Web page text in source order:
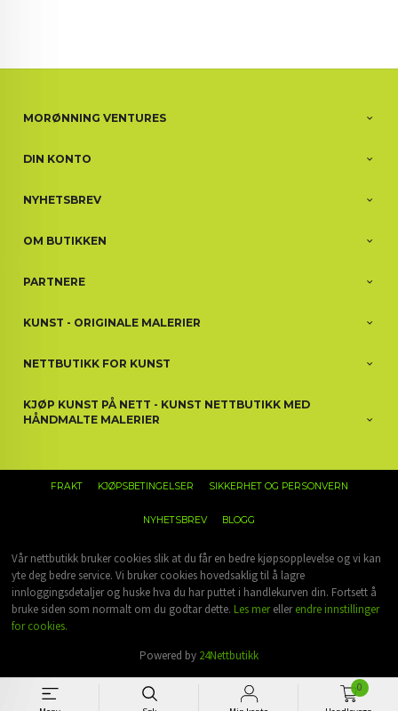
0
MORØNNING VENTURES
DIN KONTO
NYHETSBREV
OM BUTIKKEN
PARTNERE
KUNST - ORIGINALE MALERIER
NETTBUTIKK FOR KUNST
KJØP KUNST PÅ NETT - KUNST NETTBUTIKK MED
HÅNDMALTE MALERIER
FRAKT KJØPSBETINGELSER SIKKERHET OG PERSONVERN
NYHETSBREV BLOGG
Vår nettbutikk bruker cookies slik at du får en bedre kjøpsopplevelse og vi kan
yte deg bedre service. Vi bruker cookies hovedsaklig til å lagre
innloggingsdetaljer og huske hva du har puttet i handlekurven din. Fortsett å
bruke siden som normalt om du godtar dette. Les merellerendre innstillinger
for cookies.
Powered by 24Nettbutikk